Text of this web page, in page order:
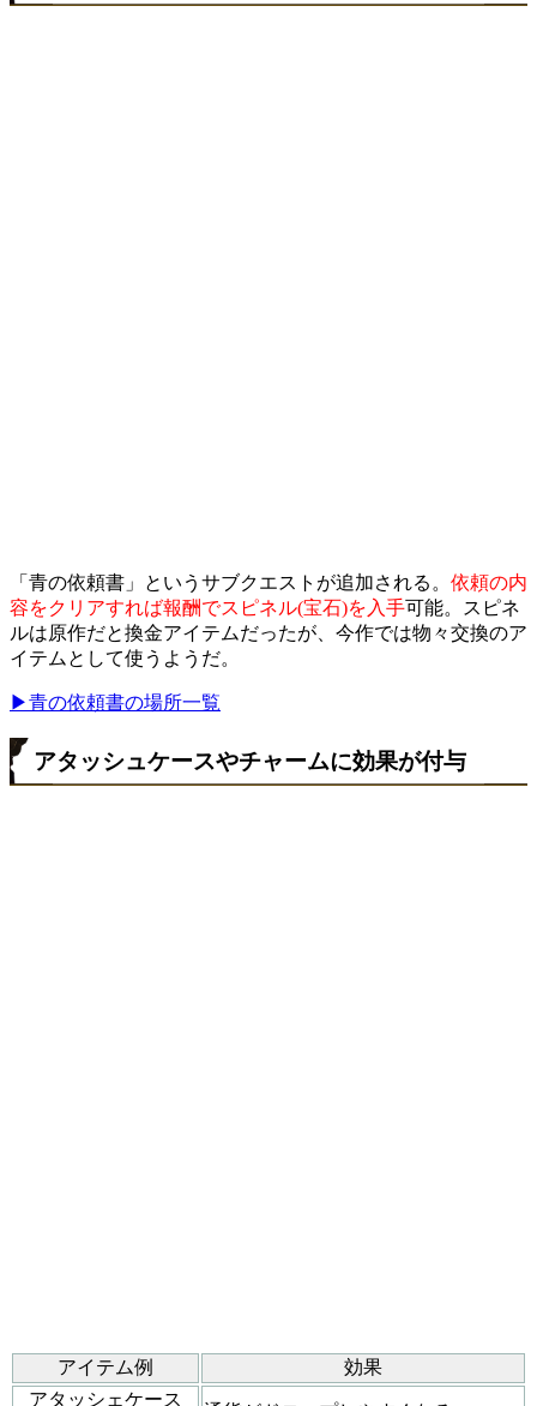
「青の依頼書」というサブクエストが追加される。 依頼の内
容をクリアすれば報酬でスピネル(宝石)を入手可能。スピネ
ルは原作だと換金アイテムだったが、今作では物々交換のア
イテムとして使うようだ。
▶青の依頼書の場所一覧
アタッシュケースやチャームに効果が付与
アイテム例
効果
アタッシェケース